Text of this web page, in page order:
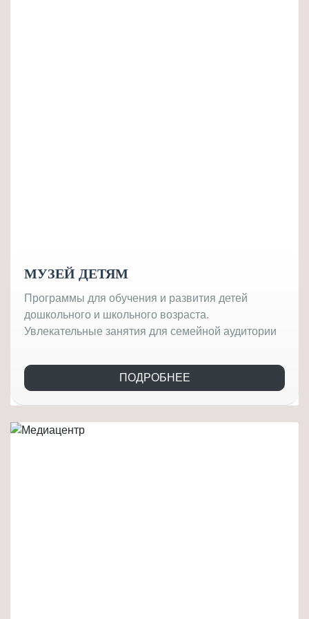
МУЗЕЙ ДЕТЯМ
Программы для обучения и развития детей
дошкольного и школьного возраста.
Увлекательные занятия для семейной аудитории
ПОДРОБНЕЕ